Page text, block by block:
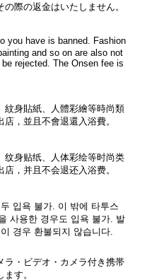
際の返金はいたしません。
you have is banned. Fashion
and so on are also not
rejected. The Onsen fee is
身貼紙、人體彩繪等時尚類
，並且不會退還入浴費。
身贴纸、人体彩绘等时尚类
，并且不会退还入浴费。
입욕 불가. 이 밖에 타투스
사용한 경우도 입욕 불가. 발
경우 환불되지 않습니다.
ラ・ビデオ・カメラ付き携帯
す。